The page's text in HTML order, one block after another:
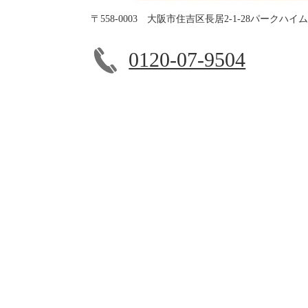
〒558-0003 大阪市住吉区長居2-1-28パークハイ
0120-07-9504